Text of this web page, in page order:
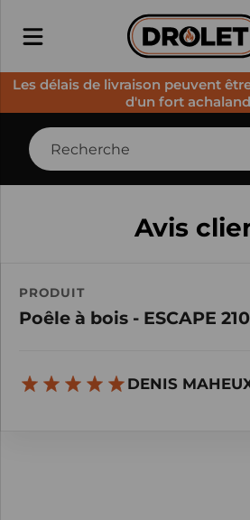
Les délais de livraison peuvent
d'un fort
Avis
PRODUIT
Poêle à bois - ESCAPE
DENIS